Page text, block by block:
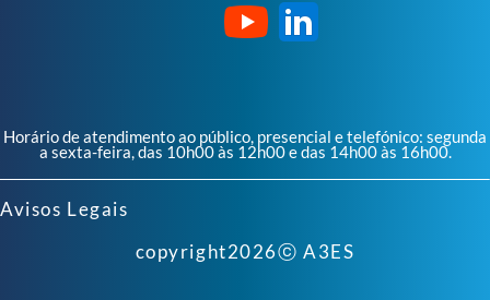
Horário de atendimento ao público, presencial e telefónico: segunda
a sexta-feira, das 10h00 às 12h00 e das 14h00 às 16h00.
Avisos Legais
copyright2026ⓒ A3ES